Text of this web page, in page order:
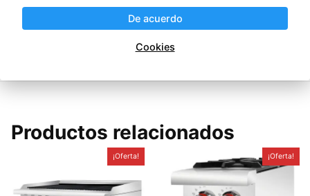
• Certificación NSF/ANSI 4 – 2016. –
Productos relacionados
¡Oferta! ¡Oferta!
De acuerdo
Cookies